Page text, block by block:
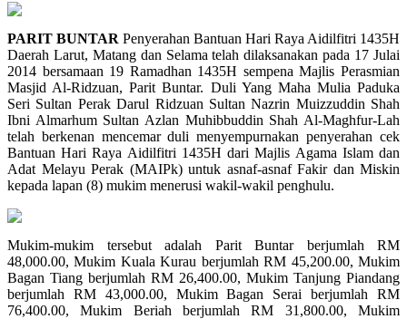
PARIT BUNTAR Penyerahan Bantuan Hari Raya Aidilfitri 1435H
Daerah Larut, Matang dan Selama telah dilaksanakan pada 17 Julai
2014 bersamaan 19 Ramadhan 1435H sempena Majlis Perasmian
Masjid Al-Ridzuan, Parit Buntar. Duli Yang Maha Mulia Paduka
Seri Sultan Perak Darul Ridzuan Sultan Nazrin Muizzuddin Shah
Ibni Almarhum Sultan Azlan Muhibbuddin Shah Al-Maghfur-Lah
telah berkenan mencemar duli menyempurnakan penyerahan cek
Bantuan Hari Raya Aidilfitri 1435H dari Majlis Agama Islam dan
Adat Melayu Perak (MAIPk) untuk asnaf-asnaf Fakir dan Miskin
kepada lapan (8) mukim menerusi wakil-wakil penghulu.
Mukim-mukim tersebut adalah Parit Buntar berjumlah RM
48,000.00, Mukim Kuala Kurau berjumlah RM 45,200.00, Mukim
Bagan Tiang berjumlah RM 26,400.00, Mukim Tanjung Piandang
berjumlah RM 43,000.00, Mukim Bagan Serai berjumlah RM
76,400.00, Mukim Beriah berjumlah RM 31,800.00, Mukim